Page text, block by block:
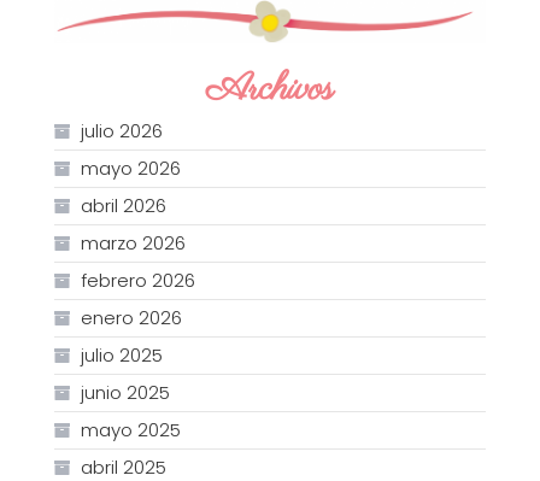
Archivos
julio 2026
mayo 2026
abril 2026
marzo 2026
febrero 2026
enero 2026
julio 2025
junio 2025
mayo 2025
abril 2025